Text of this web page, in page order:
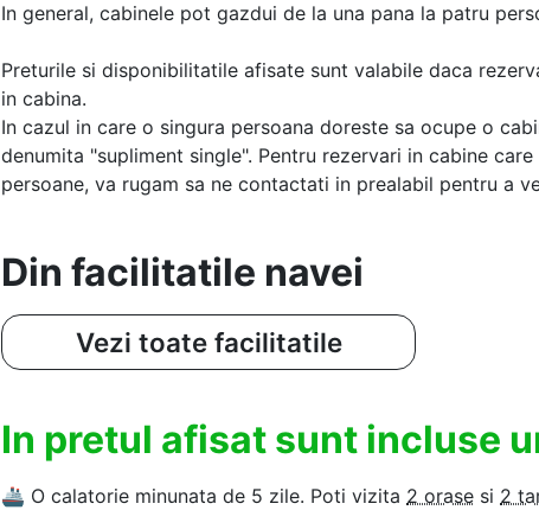
In general, cabinele pot gazdui de la una pana la patru
Preturile si disponibilitatile afisate sunt valabile daca
in cabina.
In cazul in care o singura persoana doreste sa ocupe o
denumita "supliment single". Pentru rezervari in cabine
persoane, va rugam sa ne contactati in prealabil pentru a
Din facilitatile navei
Vezi toate facilitatile
In pretul afisat sunt incluse
🚢 O calatorie minunata de 5 zile. Poti vizita 2 orase si 2